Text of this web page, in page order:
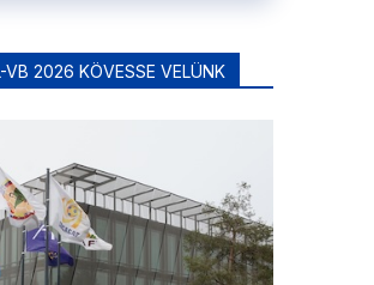
VB 2026 KÖVESSE VELÜNK